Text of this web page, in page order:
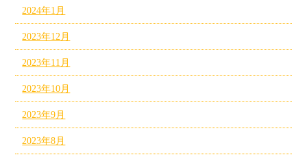
2024年1月
2023年12月
2023年11月
2023年10月
2023年9月
2023年8月